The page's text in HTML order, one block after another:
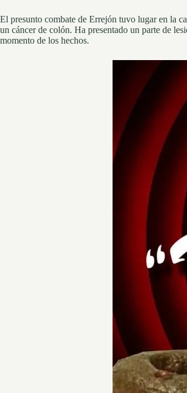
El presunto combate de Errejón tuvo lugar en la
un cáncer de colón. Ha presentado un parte de
momento de los hechos.